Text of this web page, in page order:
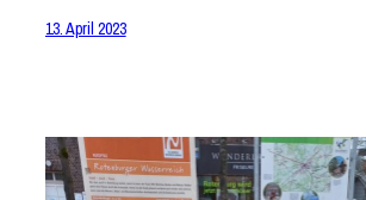
13. April 2023